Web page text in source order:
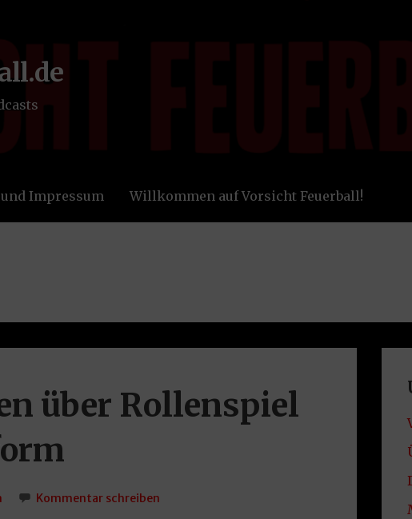
Impressum Willkommen auf Vorsicht Feuerball!
über Rollenspiel
Kommentar schreiben